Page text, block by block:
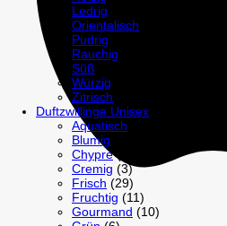
Ledrig
Orientalisch
Pudrig
Rauchig
Süß
Würzig
Zitrisch
Duftzwillinge Unisex
Aquatisch
Blumig
Chypre (1)
Cremig (3)
Frisch (29)
Fruchtig (11)
Gourmand (10)